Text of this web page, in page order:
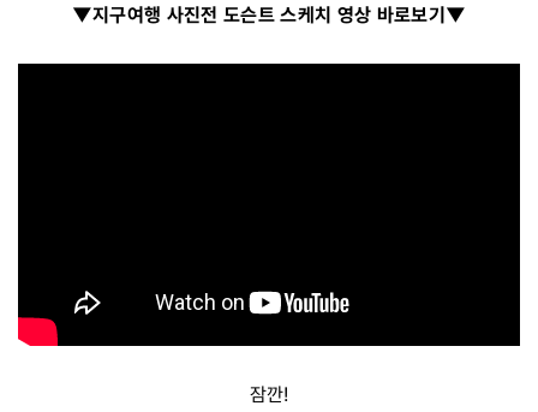
▼지구여행 사진전 도슨트 스케치 영상 바로보기▼
잠깐!